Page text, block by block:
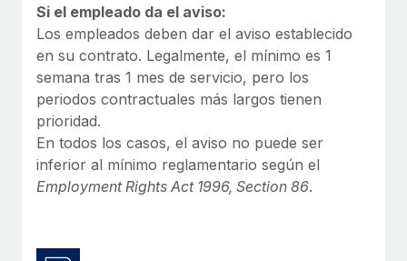
Si el empleado da el aviso:
Los empleados deben dar el aviso establecido
en su contrato. Legalmente, el mínimo es 1
semana tras 1 mes de servicio, pero los
periodos contractuales más largos tienen
prioridad.
En todos los casos, el aviso no puede ser
inferior al mínimo reglamentario según el
Employment Rights Act 1996, Section 86.